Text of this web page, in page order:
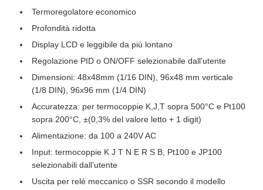
Termoregolatore economico
Profondità ridotta
Display LCD e leggibile da più lontano
Regolazione PID o ON/OFF selezionabile dall’utente
Dimensioni: 48x48mm (1/16 DIN), 96x48 mm verticale
(1/8 DIN), 96x96 mm (1/4 DIN)
Accuratezza: per termocoppie K,J,T sopra 500°C e Pt100
sopra 200°C, ±(0,3% del valore letto + 1 digit)
Alimentazione: da 100 a 240V AC
Input: termocoppie K J T N E R S B, Pt100 e JP100
selezionabili dall’utente
Uscita per relé meccanico o SSR secondo il modello